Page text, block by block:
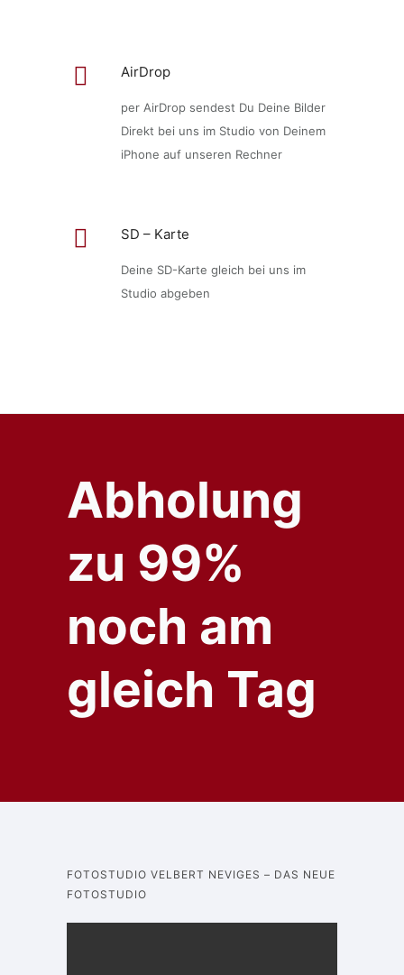
AirDrop
per AirDrop sendest Du Deine Bilder
Direkt bei uns im Studio von Deinem
iPhone auf unseren Rechner
SD – Karte
Deine SD-Karte gleich bei uns im
Studio abgeben
Abholung
zu 99%
noch am
gleich Tag
FOTOSTUDIO VELBERT NEVIGES – DAS NEUE
FOTOSTUDIO